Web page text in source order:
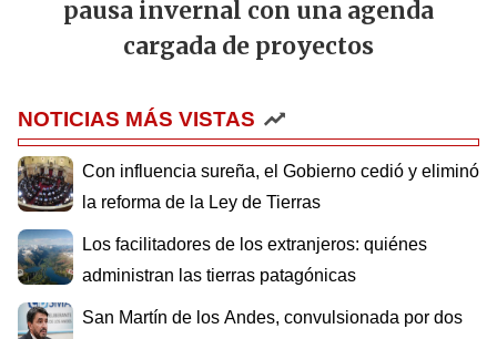
pausa invernal con una agenda
cargada de proyectos
NOTICIAS MÁS VISTAS
Con influencia sureña, el Gobierno cedió y eliminó
la reforma de la Ley de Tierras
Los facilitadores de los extranjeros: quiénes
administran las tierras patagónicas
San Martín de los Andes, convulsionada por dos